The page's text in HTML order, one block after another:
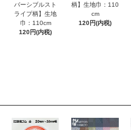
バーシブルスト
ライプ柄】生地
巾：110cm
120円(内税)
柄】生地巾：110
cm
120円(内税)